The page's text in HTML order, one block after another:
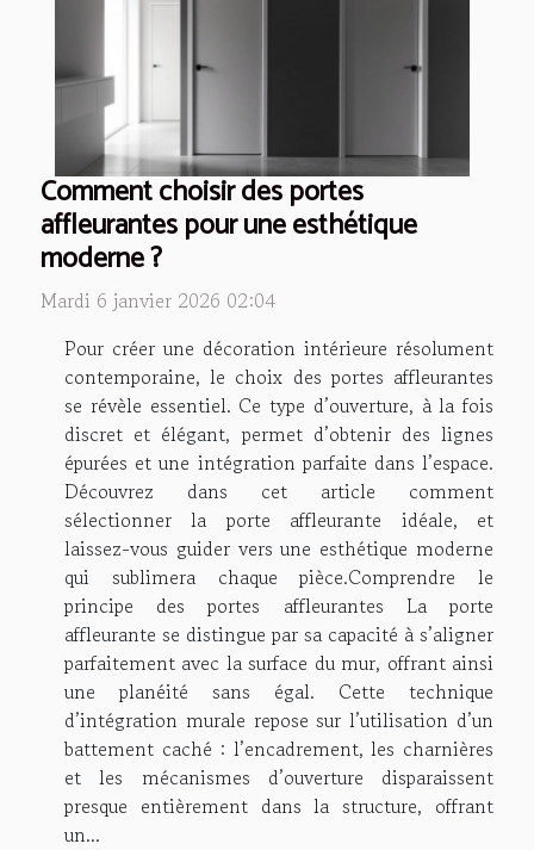
Comment choisir des portes
affleurantes pour une esthétique
moderne ?
Mardi 6 janvier 2026 02:04
Pour créer une décoration intérieure résolument
contemporaine, le choix des portes affleurantes
se révèle essentiel. Ce type d’ouverture, à la fois
discret et élégant, permet d’obtenir des lignes
épurées et une intégration parfaite dans l’espace.
Découvrez dans cet article comment
sélectionner la porte affleurante idéale, et
laissez-vous guider vers une esthétique moderne
qui sublimera chaque pièce.Comprendre le
principe des portes affleurantes La porte
affleurante se distingue par sa capacité à s’aligner
parfaitement avec la surface du mur, offrant ainsi
une planéité sans égal. Cette technique
d’intégration murale repose sur l’utilisation d’un
battement caché : l’encadrement, les charnières
et les mécanismes d’ouverture disparaissent
presque entièrement dans la structure, offrant
un...